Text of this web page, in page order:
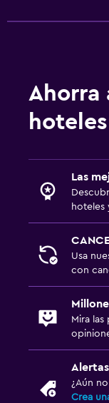
Ahorra
Las
hoteles
Usa
con
Mira
¿Aún
Crea